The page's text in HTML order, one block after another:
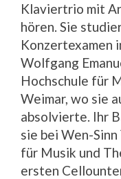
Klaviertrio mit
hören. Sie
Konzertexamen
Wolfgang
Hochschule für
Weimar, wo sie
absolvierte. Ihr
sie bei Wen-
für Musik und
ersten